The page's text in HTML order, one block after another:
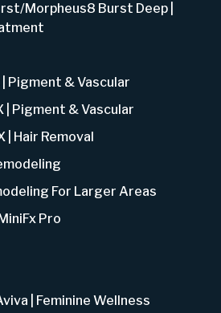
Morpheus8 Burst Deep |
| Pigment & Vascular
| Pigment & Vascular
| Hair Removal
For Larger Areas
Pro
| Feminine Wellness